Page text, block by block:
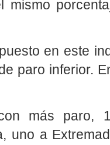
mismo
en este
paro inferior.
más paro,
uno a